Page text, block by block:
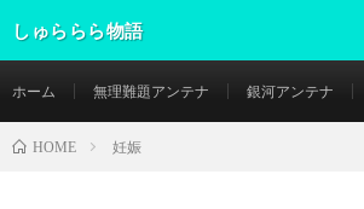
しゅららら物語
ホーム 無理難題アンテナ 銀河アンテナ
HOME 妊娠